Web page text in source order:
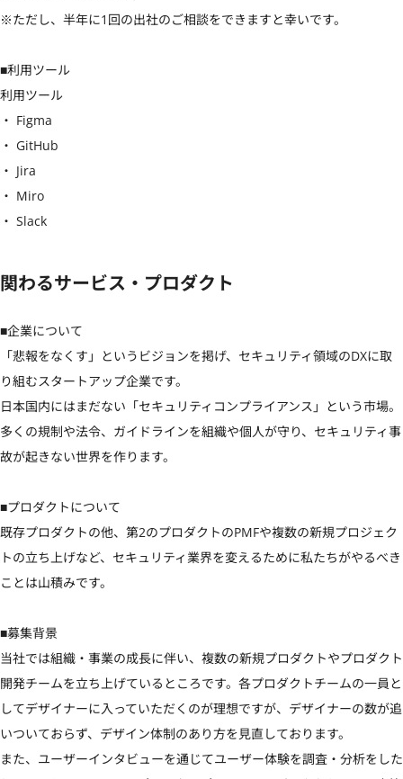
※ただし、半年に1回の出社のご相談をできますと幸いです。
■利用ツール
利用ツール
・ Figma
・ GitHub
・ Jira
・ Miro
・ Slack
関わるサービス・プロダクト
■企業について
「悲報をなくす」というビジョンを掲げ、セキュリティ領域のDXに取
り組むスタートアップ企業です。
日本国内にはまだない「セキュリティコンプライアンス」という市場。
多くの規制や法令、ガイドラインを組織や個人が守り、セキュリティ事
故が起きない世界を作ります。
■プロダクトについて
既存プロダクトの他、第2のプロダクトのPMFや複数の新規プロジェク
トの立ち上げなど、セキュリティ業界を変えるために私たちがやるべき
ことは山積みです。
■募集背景
当社では組織・事業の成長に伴い、複数の新規プロダクトやプロダクト
開発チームを立ち上げているところです。各プロダクトチームの一員と
してデザイナーに入っていただくのが理想ですが、デザイナーの数が追
いついておらず、デザイン体制のあり方を見直しております。
また、ユーザーインタビューを通じてユーザー体験を調査・分析をした